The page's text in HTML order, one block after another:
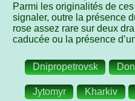
Parmi les originalités de
signaler, outre la présence
rose assez rare sur deux
caducée ou la présence
Dnipropetrovsk
Jytomyr Kharkiv